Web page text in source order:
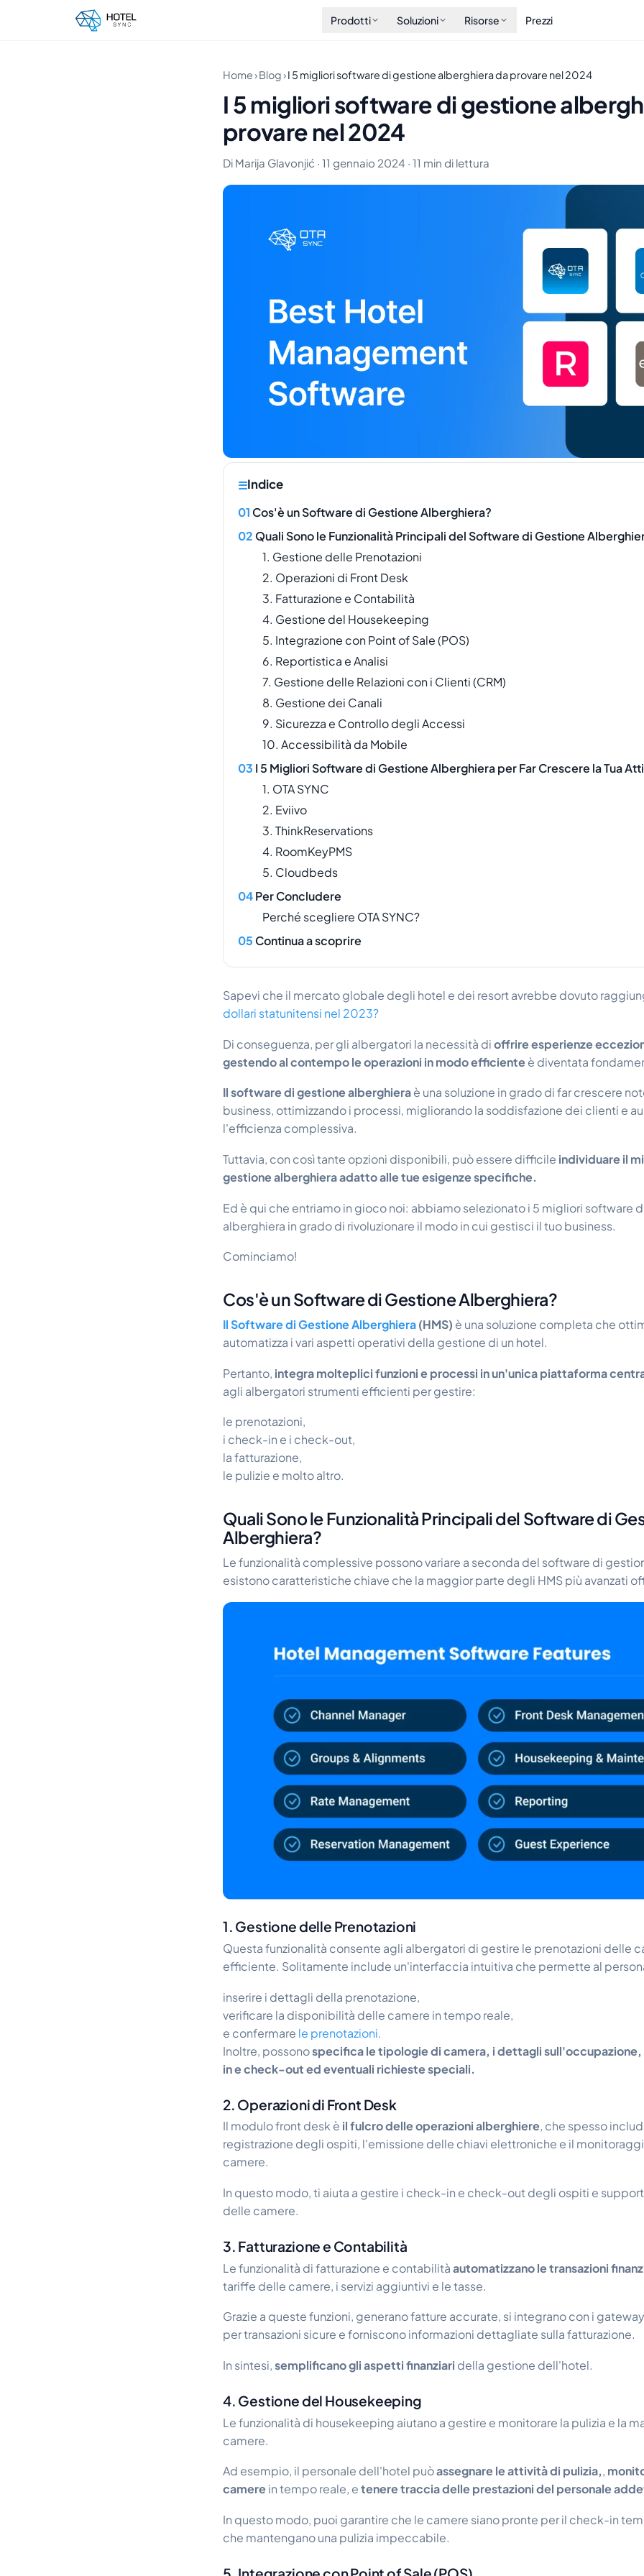
Prodotti Soluzioni Risorse Prezzi
Home›Blog›I 5 migliori software di gestione alberghiera da provare nel 2024
I 5 migliori software di gestione
provare nel 2024
Di Marija Glavonjić · 11 gennaio 2024 · 11 min di lettura
Indice
Cos'è un Software di Gestione Alberghiera?
Quali Sono le Funzionalità Principali del Software di Gestione
1. Gestione delle Prenotazioni
2. Operazioni di Front Desk
3. Fatturazione e Contabilità
4. Gestione del Housekeeping
5. Integrazione con Point of Sale (POS)
6. Reportistica e Analisi
7. Gestione delle Relazioni con i Clienti (CRM)
8. Gestione dei Canali
9. Sicurezza e Controllo degli Accessi
10. Accessibilità da Mobile
I 5 Migliori Software di Gestione Alberghiera per Far Crescere la Tua
1. OTA SYNC
2. Eviivo
3. ThinkReservations
4. RoomKeyPMS
5. Cloudbeds
Per Concludere
Perché scegliere OTA SYNC?
Continua a scoprire
Sapevi che il mercato globale degli hotel e dei resort avrebbe dovuto
dollari statunitensi nel 2023?
Di conseguenza, per gli albergatori la necessità dioffrire esperienze
gestendo al contempo le operazioni in modo efficiente è diventata
Il software di gestione alberghieraè una soluzione in grado di far crescere
business, ottimizzando i processi, migliorando la soddisfazione dei clienti e
l'efficienza complessiva.
Tuttavia, con così tante opzioni disponibili, può essere difficile individuare il
gestione alberghiera adatto alle tue esigenze specifiche.
Ed è qui che entriamo in gioco noi: abbiamo selezionato i 5 migliori software
alberghiera in grado di rivoluzionare il modo in cui gestisci il tuo business.
Cominciamo!
Cos'è un Software di Gestione Alberghiera?
Il Software di Gestione Alberghiera(HMS) è una soluzione completa che
automatizza i vari aspetti operativi della gestione di un hotel.
Pertanto, integra molteplici funzioni e processi in un'unica piattaforma
agli albergatori strumenti efficienti per gestire:
le prenotazioni,
i check-in e i check-out,
la fatturazione,
le pulizie e molto altro.
Quali Sono le Funzionalità Principali del Software di
Alberghiera?
Le funzionalità complessive possono variare a seconda del software di
esistono caratteristiche chiave che la maggior parte degli HMS più avanzati
1. Gestione delle Prenotazioni
Questa funzionalità consente agli albergatori di gestire le prenotazioni delle
efficiente. Solitamente include un'interfaccia intuitiva che permette al
inserire i dettagli della prenotazione,
verificare la disponibilità delle camere in tempo reale,
e confermare le prenotazioni.
Inoltre, possonospecifica le tipologie di camera, i dettagli
in e check-out ed eventuali richieste speciali.
2. Operazioni di Front Desk
Il modulo front desk è il fulcro delle operazioni alberghiere, che spesso
registrazione degli ospiti, l'emissione delle chiavi elettroniche e il
camere.
In questo modo, ti aiuta a gestire i check-in e check-out degli ospiti e
delle camere.
3. Fatturazione e Contabilità
Le funzionalità di fatturazione e contabilitàautomatizzano le transazioni
tariffe delle camere, i servizi aggiuntivi e le tasse.
Grazie a queste funzioni, generano fatture accurate, si integrano con i
per transazioni sicure e forniscono informazioni dettagliate sulla fatturazione.
In sintesi,semplificano gli aspetti finanziari della gestione dell'hotel.
4. Gestione del Housekeeping
Le funzionalità di housekeeping aiutano a gestire e monitorare la pulizia e la
camere.
Ad esempio, il personale dell'hotel puòassegnare le attività di pulizia,,
camere in tempo reale, etenere traccia delle prestazioni del personale
In questo modo, puoi garantire che le camere siano pronte per il check-in
che mantengano una pulizia impeccabile.